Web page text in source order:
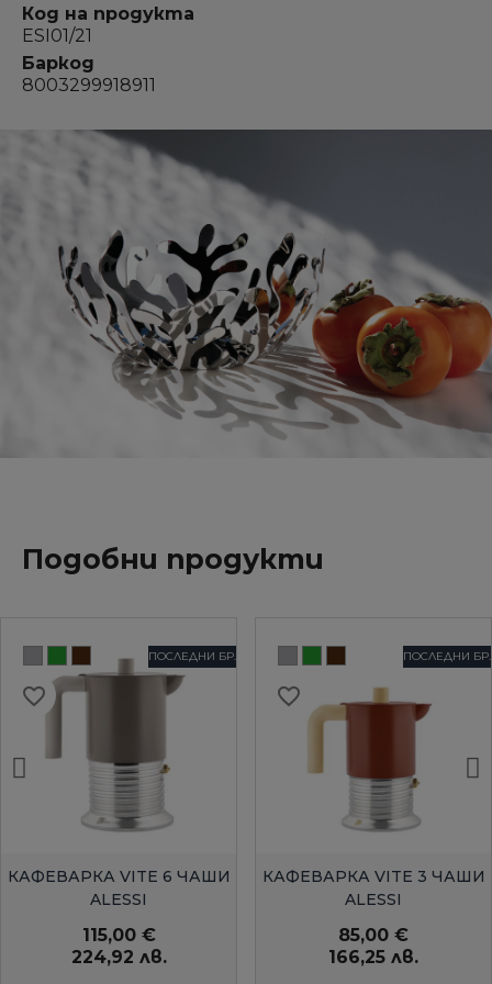
Код на продукта
ESI01/21
Баркод
8003299918911
Подобни продукти
БЪРЗ ПРЕГЛЕД
ПОСЛЕДНИ БР.
КАФЕВАРКА VITE 6 ЧАШИ
ALESSI
115,00 €
224,92 лв.
favorite_border
БЪРЗ ПРЕГЛЕД
ПОСЛЕДНИ БР.
КАФЕВАРКА VITE 3 ЧАШИ
ALESSI
85,00 €
166,25 лв.
favorite_border